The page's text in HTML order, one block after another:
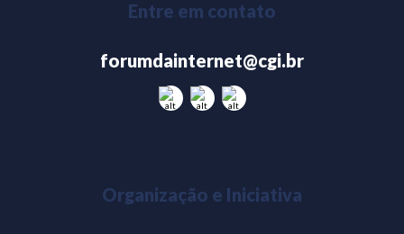
Entre em contato
forumdainternet@cgi.br
Organização e Iniciativa